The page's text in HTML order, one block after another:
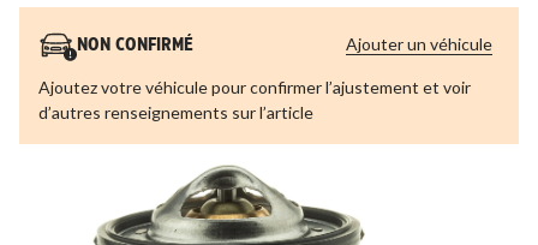
NON CONFIRMÉ
Ajoutez votre véhicule pour confirmer l’ajustement et voir
d’autres renseignements sur l’article
Ajouter un véhicule